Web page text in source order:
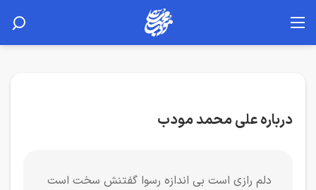
درباره علی محمد مودب
دلم رازی است بی اندازه رسوا گفتنش سخت است